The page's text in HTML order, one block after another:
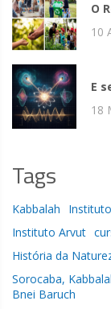
O
10
E
18
Tags
Kabbalah
Instituto Arvut
História da
Sorocaba,
Bnei Baruch